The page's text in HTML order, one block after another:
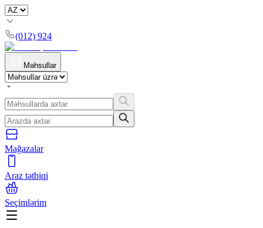
(012) 924
Məhsullar
Mağazalar
Araz tətbiqi
Seçimlərim